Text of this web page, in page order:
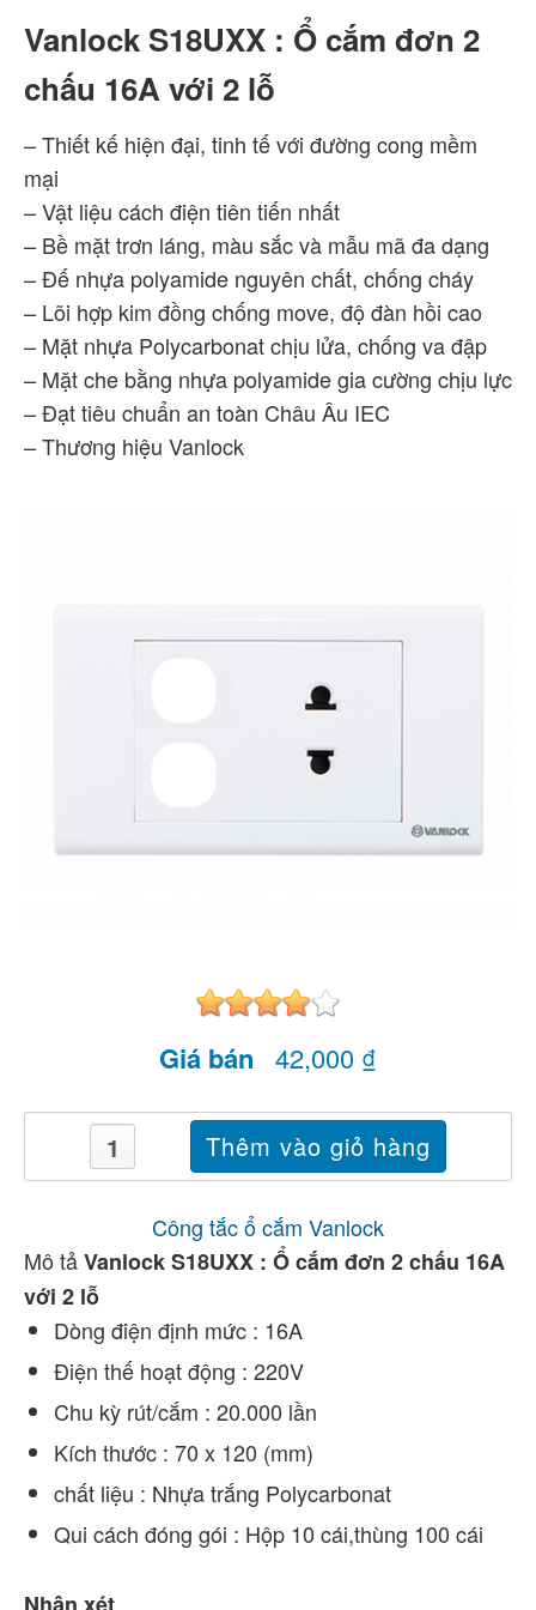
Vanlock S18UXX : Ổ cắm đơn 2
chấu 16A với 2 lỗ
– Thiết kế hiện đại, tinh tế với đường cong mềm
mại
– Vật liệu cách điện tiên tiến nhất
– Bề mặt trơn láng, màu sắc và mẫu mã đa dạng
– Đế nhựa polyamide nguyên chất, chống cháy
– Lõi hợp kim đồng chống move, độ đàn hồi cao
– Mặt nhựa Polycarbonat chịu lửa, chống va đập
– Mặt che bằng nhựa polyamide gia cường chịu lực
– Đạt tiêu chuẩn an toàn Châu Âu IEC
– Thương hiệu Vanlock
Giá bán 42,000 ₫
Công tắc ổ cắm Vanlock
Mô tảVanlock S18UXX : Ổ cắm đơn 2 chấu 16A
với 2 lỗ
Dòng điện định mức : 16A
Điện thế hoạt động : 220V
Chu kỳ rút/cắm : 20.000 lần
Kích thước : 70 x 120 (mm)
chất liệu : Nhựa trắng Polycarbonat
Qui cách đóng gói : Hộp 10 cái,thùng 100 cái